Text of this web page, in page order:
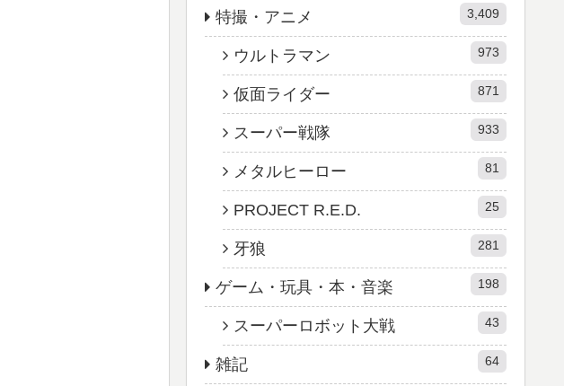
特撮・アニメ 3,409
ウルトラマン 973
仮面ライダー 871
スーパー戦隊 933
メタルヒーロー 81
PROJECT R.E.D. 25
牙狼 281
ゲーム・玩具・本・音楽 198
スーパーロボット大戦 43
雑記 64